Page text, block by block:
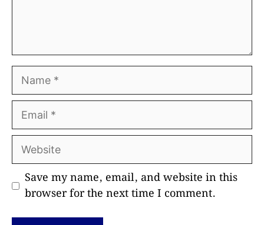
Name
Email
Website
Save my name, email, and website in this
browser for the next time I comment.